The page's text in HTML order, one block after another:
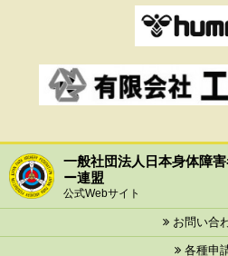
一般社団法人日本身体障
ー連盟
公式Webサイト
お問い合
各種申